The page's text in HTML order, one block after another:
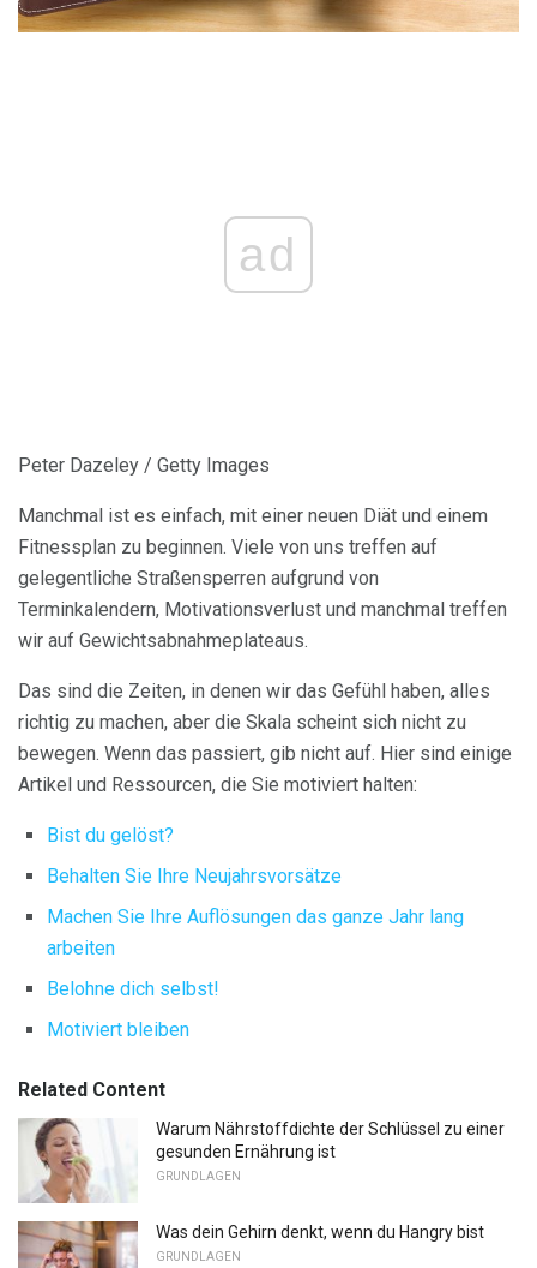
ad
Peter Dazeley / Getty Images
Manchmal ist es einfach, mit einer neuen Diät und einem
Fitnessplan zu beginnen. Viele von uns treffen auf
gelegentliche Straßensperren aufgrund von
Terminkalendern, Motivationsverlust und manchmal treffen
wir auf Gewichtsabnahmeplateaus.
Das sind die Zeiten, in denen wir das Gefühl haben, alles
richtig zu machen, aber die Skala scheint sich nicht zu
bewegen. Wenn das passiert, gib nicht auf. Hier sind einige
Artikel und Ressourcen, die Sie motiviert halten:
Bist du gelöst?
Behalten Sie Ihre Neujahrsvorsätze
Machen Sie Ihre Auflösungen das ganze Jahr lang
arbeiten
Belohne dich selbst!
Motiviert bleiben
Related Content
Warum Nährstoffdichte der Schlüssel zu einer
gesunden Ernährung ist
GRUNDLAGEN
Was dein Gehirn denkt, wenn du Hangry bist
GRUNDLAGEN